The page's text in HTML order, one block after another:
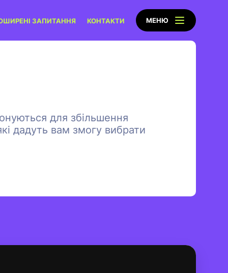
ЗАПИТАННЯ КОНТАКТИ МЕНЮ
для збільшення
дадуть вам змогу вибрати